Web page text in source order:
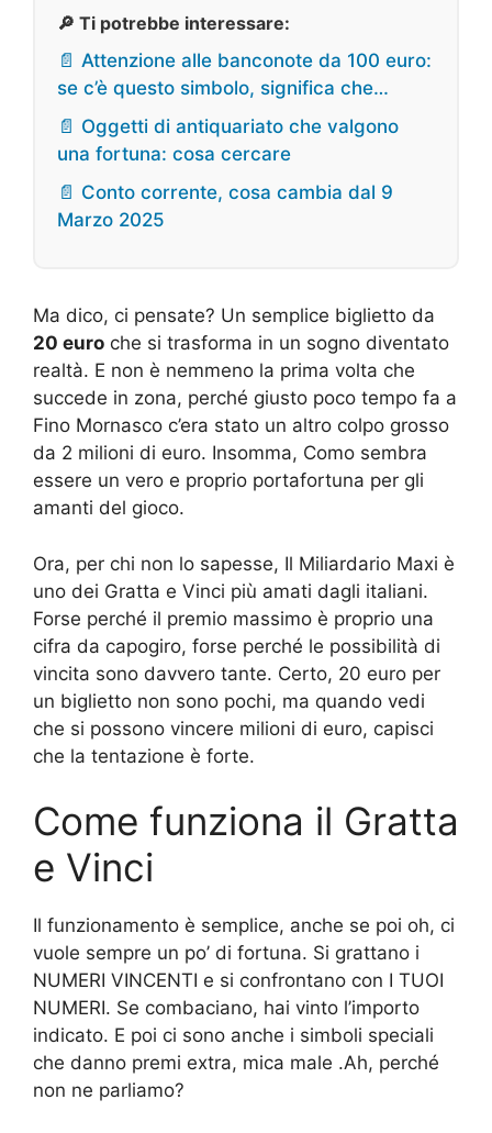
🔎 Ti potrebbe interessare:
📄 Attenzione alle banconote da 100 euro:
se c’è questo simbolo, significa che…
📄 Oggetti di antiquariato che valgono
una fortuna: cosa cercare
📄 Conto corrente, cosa cambia dal 9
Marzo 2025
Ma dico, ci pensate? Un semplice biglietto da
20 euro che si trasforma in un sogno diventato
realtà. E non è nemmeno la prima volta che
succede in zona, perché giusto poco tempo fa a
Fino Mornasco c’era stato un altro colpo grosso
da 2 milioni di euro. Insomma, Como sembra
essere un vero e proprio portafortuna per gli
amanti del gioco.
Ora, per chi non lo sapesse, Il Miliardario Maxi è
uno dei Gratta e Vinci più amati dagli italiani.
Forse perché il premio massimo è proprio una
cifra da capogiro, forse perché le possibilità di
vincita sono davvero tante. Certo, 20 euro per
un biglietto non sono pochi, ma quando vedi
che si possono vincere milioni di euro, capisci
che la tentazione è forte.
Come funziona il Gratta
e Vinci
Il funzionamento è semplice, anche se poi oh, ci
vuole sempre un po’ di fortuna. Si grattano i
NUMERI VINCENTI e si confrontano con I TUOI
NUMERI. Se combaciano, hai vinto l’importo
indicato. E poi ci sono anche i simboli speciali
che danno premi extra, mica male .Ah, perché
non ne parliamo?